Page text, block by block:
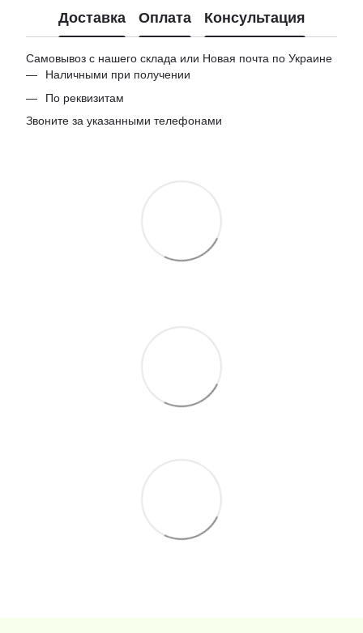
Доставка Оплата Консультация
Самовывоз с нашего склада или Новая почта по Украине
Наличными при получении
По реквизитам
Звоните за указанными телефонами